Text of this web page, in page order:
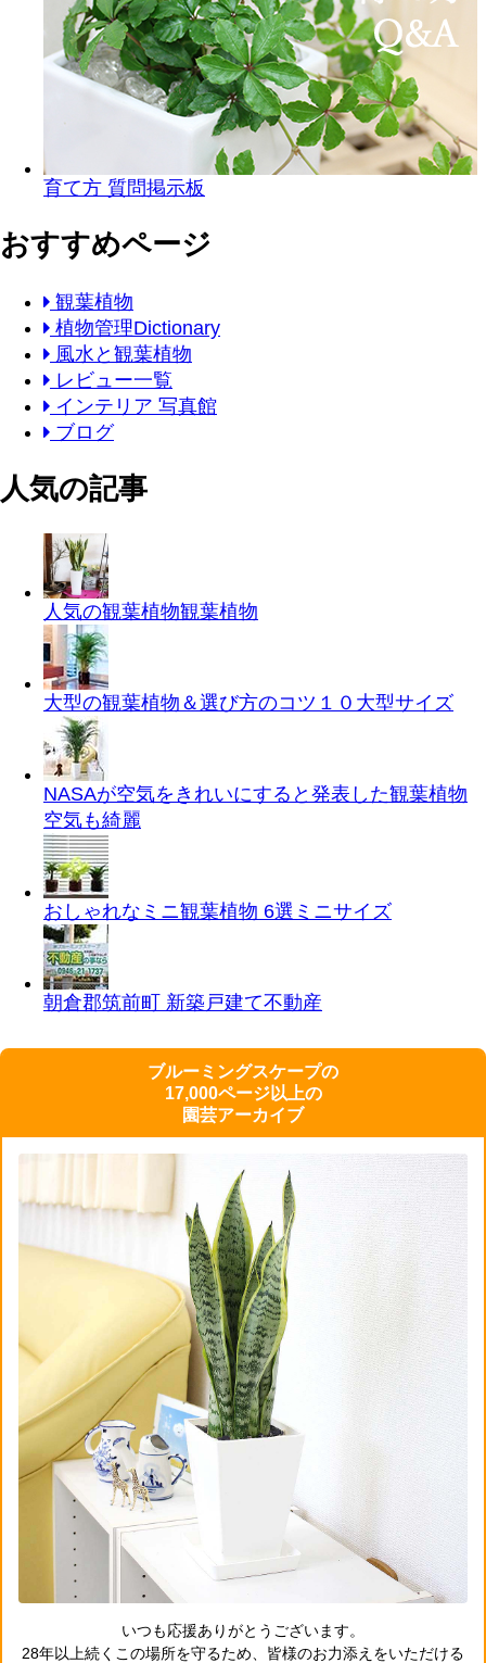
育て方 質問掲示板
おすすめページ
観葉植物
植物管理Dictionary
風水と観葉植物
レビュー一覧
インテリア 写真館
ブログ
人気の記事
人気の観葉植物観葉植物
大型の観葉植物＆選び方のコツ１０ 大型サイズ
NASAが空気をきれいにすると発表した観葉植物
空気も綺麗
おしゃれなミニ観葉植物 6選 ミニサイズ
朝倉郡筑前町 新築戸建て不動産
ブルーミングスケープの
17,000ページ以上の
園芸アーカイブ
いつも応援ありがとうございます。
28年以上続くこの場所を守るため、皆様のお力添えをいただける